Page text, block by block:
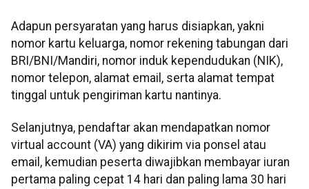
Adapun persyaratan yang harus disiapkan, yakni
nomor kartu keluarga, nomor rekening tabungan dari
BRI/BNI/Mandiri, nomor induk kependudukan (NIK),
nomor telepon, alamat email, serta alamat tempat
tinggal untuk pengiriman kartu nantinya.
Selanjutnya, pendaftar akan mendapatkan nomor
virtual account (VA) yang dikirim via ponsel atau
email, kemudian peserta diwajibkan membayar iuran
pertama paling cepat 14 hari dan paling lama 30 hari